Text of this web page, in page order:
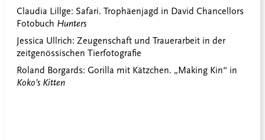
Claudia Lillge: Safari. Trophäenjagd in David Chancellors
Fotobuch Hunters
Jessica Ullrich: Zeugenschaft und Trauerarbeit in der
zeitgenössischen Tierfotografie
Roland Borgards: Gorilla mit Kätzchen. „Making Kin“ in
Koko’s Kitten